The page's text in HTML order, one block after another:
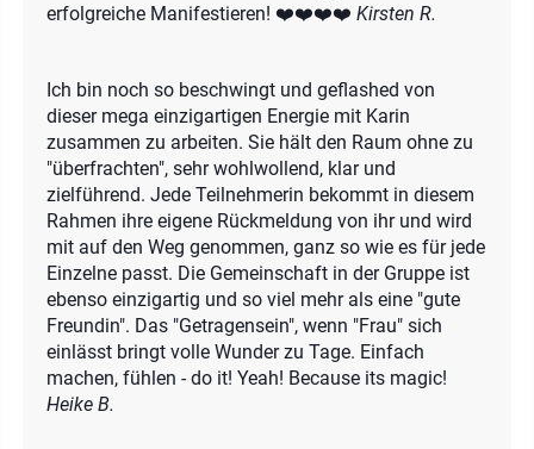
erfolgreiche Manifestieren! ❤️❤️❤️❤️ Kirsten R.
Ich bin noch so beschwingt und geflashed von
dieser mega einzigartigen Energie mit Karin
zusammen zu arbeiten. Sie hält den Raum ohne zu
"überfrachten", sehr wohlwollend, klar und
zielführend. Jede Teilnehmerin bekommt in diesem
Rahmen ihre eigene Rückmeldung von ihr und wird
mit auf den Weg genommen, ganz so wie es für jede
Einzelne passt. Die Gemeinschaft in der Gruppe ist
ebenso einzigartig und so viel mehr als eine "gute
Freundin". Das "Getragensein", wenn "Frau" sich
einlässt bringt volle Wunder zu Tage. Einfach
machen, fühlen - do it! Yeah! Because its magic!
Heike B.